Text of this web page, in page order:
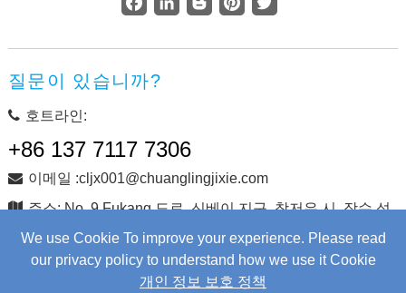
We use Cookie To improve your experience. Please read
our privacy policy to understand how we use it Cookie
개인 정보 보호 정책
Facebook
LinkedInBloggerPinterestTwitter
질문이 있습니까?
호트라인:
+86 137 7117 7306
이메일 :cljx001@chuanglingjixie.com
주소: No. 9 Fukang 도로, 신베이 지구, 창저우 시, 장수 성,
중국